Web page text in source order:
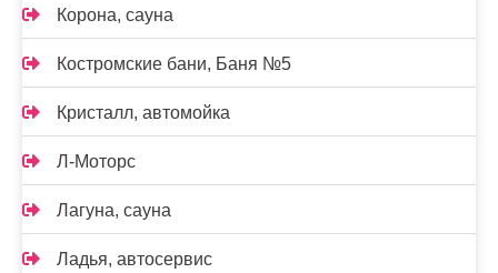
Корона, сауна
Костромские бани, Баня №5
Кристалл, автомойка
Л-Моторс
Лагуна, сауна
Ладья, автосервис